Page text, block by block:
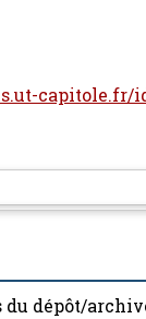
capitole.fr/
dépôt/